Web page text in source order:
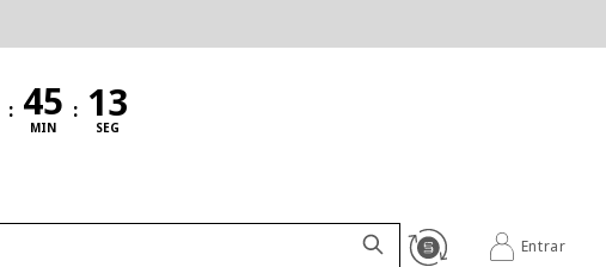
:
MIN
:
SEG
Entrar